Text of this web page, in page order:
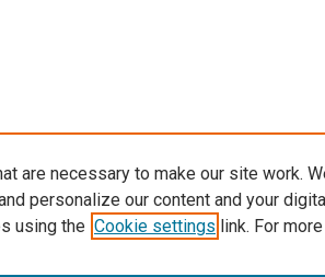
are necessary to make our site work.
personalize our content and your
using the Cookie settings link. For